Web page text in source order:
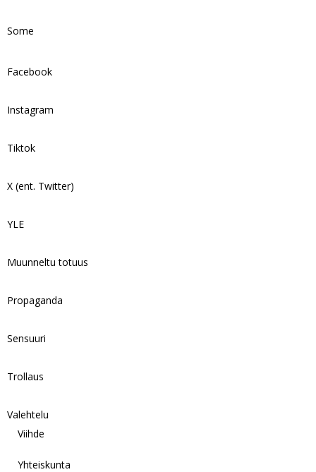
Some
Facebook
Instagram
Tiktok
X (ent. Twitter)
YLE
Muunneltu totuus
Propaganda
Sensuuri
Trollaus
Valehtelu
Viihde
Yhteiskunta